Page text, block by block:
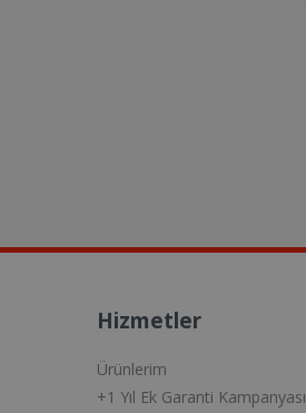
Hizmetler
Ürünlerim
+1 Yıl Ek Garanti Kampanyası